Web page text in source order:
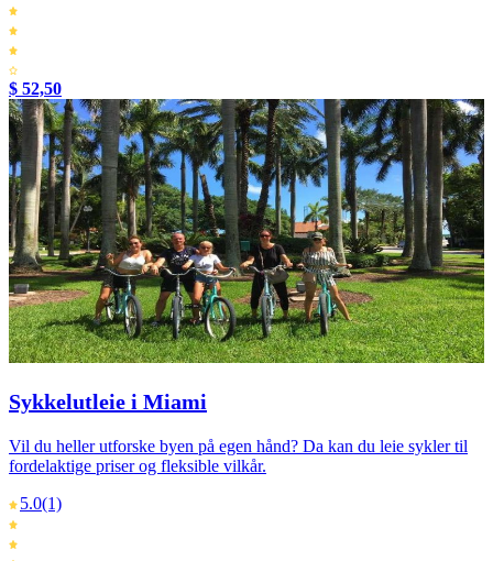
$ 52,50
Sykkelutleie i Miami
Vil du heller utforske byen på egen hånd? Da kan du leie sykler til
fordelaktige priser og fleksible vilkår.
5.0(1)